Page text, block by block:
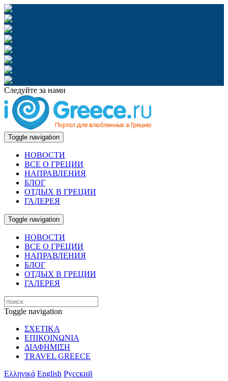
Следуйте за нами
Toggle navigation
НОВОСТИ
ВСЕ О ГРЕЦИИ
НАПРАВЛЕНИЯ
БЛОГ
ОТДЫХ В ГРЕЦИИ
ГАЛЕРЕЯ
Toggle navigation
НОВОСТИ
ВСЕ О ГРЕЦИИ
НАПРАВЛЕНИЯ
БЛОГ
ОТДЫХ В ГРЕЦИИ
ГАЛЕРЕЯ
Toggle navigation
ΣΧΕΤΙΚΑ
ΕΠΙΚΟΙΝΩΝΙΑ
ΔΙΑΦΗΜΙΣΗ
TRAVEL GREECE
Ελληνικά English Русский